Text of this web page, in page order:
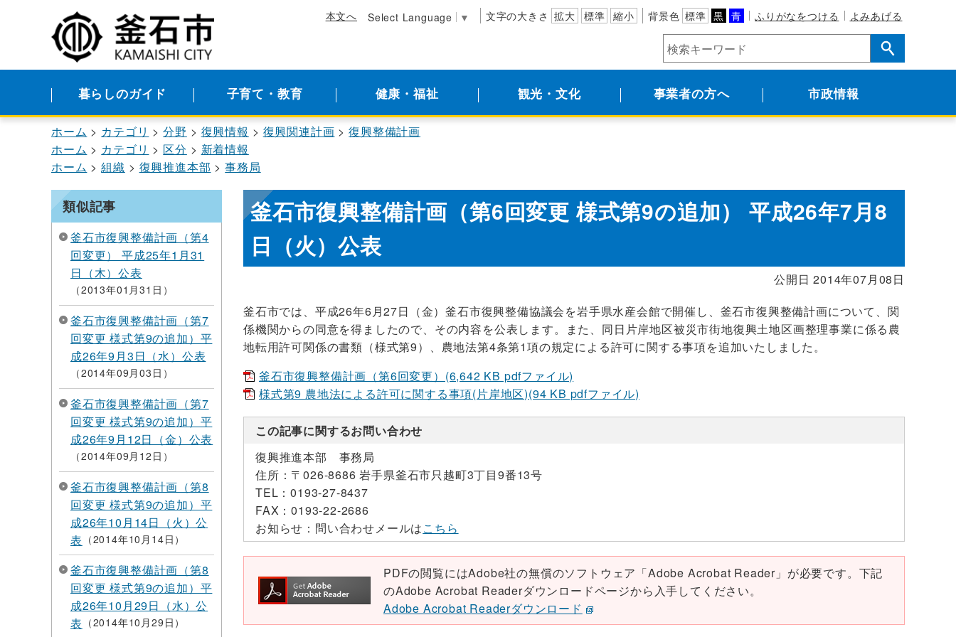
本文へ Select Language ▼ 文字の大きさ 拡大 標準 縮小 背景色 標準 黒 青 ふりがなをつける よみあげる
暮らしのガイド 子育て・教育 健康・福祉 観光・文化 事業者の方へ 市政情報
ホーム カテゴリ 分野 復興情報 復興関連計画
復興整備計画
ホーム
カテゴリ 区分
新着情報
ホーム
組織 復興推進本部 事務局
類似記事
釜石市復興整備計画（第4
回変更） 平成25年1月31
日（木）公表
2013年01月31日
釜石市復興整備計画（第7
回変更 様式第9の追加）平
成26年9月3日（水）公表
2014年09月03日
釜石市復興整備計画（第7
回変更 様式第9の追加）平
成26年9月12日（金）公表
2014年09月12日
釜石市復興整備計画（第8
回変更 様式第9の追加）平
成26年10月14日（火）公
表
2014年10月14日
釜石市復興整備計画（第8
回変更 様式第9の追加）平
成26年10月29日（水）公
表
2014年10月29日
釜石市復興整備計画（第6回変更 様式第9の追加） 平成26年7月8
日（火）公表
公開日 2014年07月08日
釜石市では、平成26年6月27日（金）釜石市復興整備協議会を岩手県水産会館で開催し、釜石市復興整備計画について、関
係機関からの同意を得ましたので、その内容を公表します。また、同日片岸地区被災市街地復興土地区画整理事業に係る農
地転用許可関係の書類（様式第9）、農地法第4条第1項の規定による許可に関する事項を追加いたしました。
釜石市復興整備計画（第6回変更）(6,642 KB pdfファイル)
様式第9 農地法による許可に関する事項(片岸地区)(94 KB pdfファイル)
この記事に関するお問い合わせ
復興推進本部 事務局
住所： 〒026-8686 岩手県釜石市只越町3丁目9番13号
TEL：0193-27-8437
FAX：0193-22-2686
お知らせ： 問い合わせメールはこちら
PDFの閲覧にはAdobe社の無償のソフトウェア「Adobe Acrobat Reader」が必要です。下記
のAdobe Acrobat Readerダウンロードページから入手してください。
Adobe Acrobat Readerダウンロード